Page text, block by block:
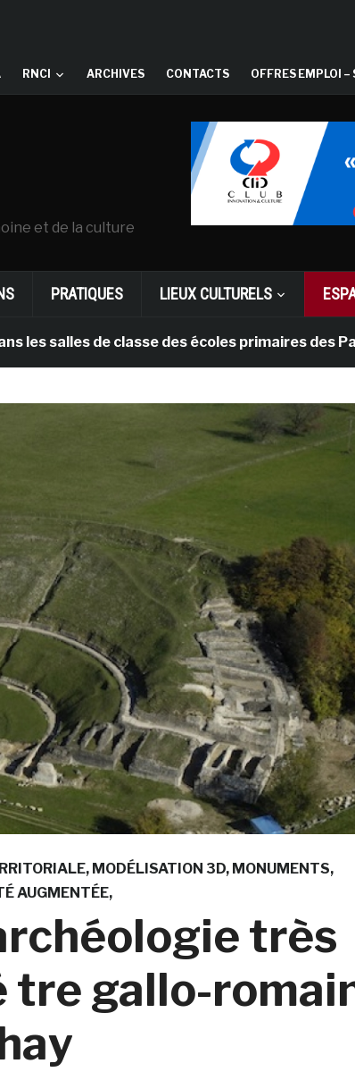
RNCI ARCHIVES CONTACTS OFFRES EMPLOI –
et de la culture
PRATIQUES LIEUX CULTURELS
de classe des écoles primaires des Pays-bas
MODÉLISATION 3D MONUMENTS
AUGMENTÉE
très
tre gallo-